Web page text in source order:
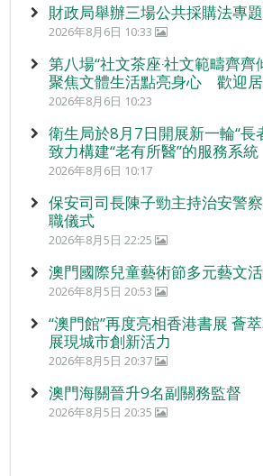
財政局舉辦三場公共採購法專
2026年8月6日 10:33
第八場“社文茶座‧社文範疇齊
聚焦文體生活點亮身心 歡迎
2026年8月6日 10:23
衛生局於8月7日開展新一輪“長
致力構建“老有所醫”的服務系統
2026年8月6日 10:17
保安司司長陳子勁主持治安警
職儀式
2026年8月5日 22:25
澳門國際兒童藝術節多元藝文
2026年8月5日 20:53
“澳門館”再度亮相香港書展 薈
展現城市創新活力
2026年8月5日 20:37
澳門海關晉升9名副關務監督
2026年8月5日 20:35